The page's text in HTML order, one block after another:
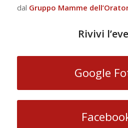
dal Gruppo Mamme
Rivivi
Google